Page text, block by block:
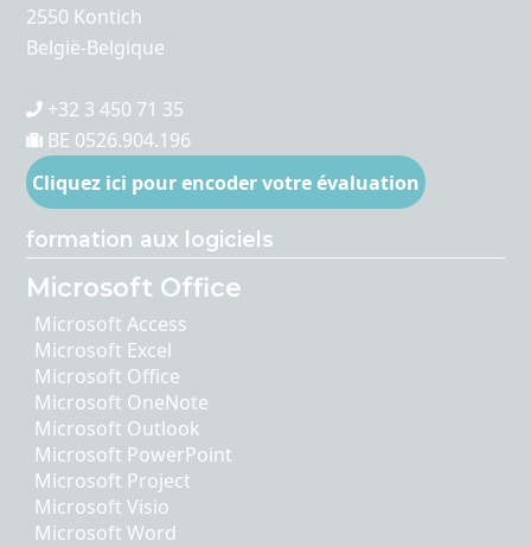
2550 Kontich
België-Belgique
+32 3 450 71 35
BE 0526.904.196
Cliquez ici pour encoder votre évaluation
formation aux logiciels
Microsoft Office
Microsoft Access
Microsoft Excel
Microsoft Office
Microsoft OneNote
Microsoft Outlook
Microsoft PowerPoint
Microsoft Project
Microsoft Visio
Microsoft Word